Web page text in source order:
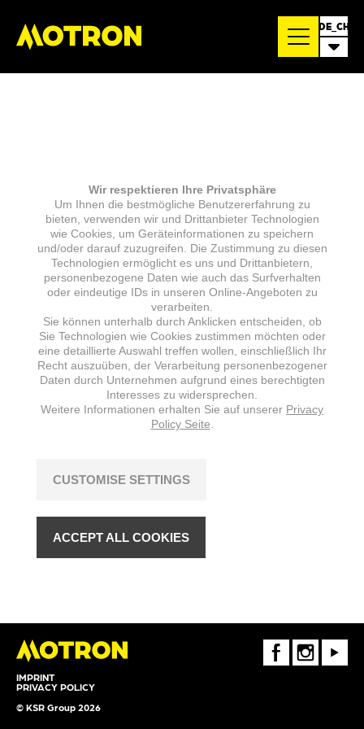
DE_CH
IMPRINT
PRIVACY POLICY
© KSR Group 2026
FaceBookInstagramYoutube
Wir respektieren Ihre Privatsphäre
Um Ihnen die bestmögliche Benutzererfahrung zu
bieten, verwenden wir und Drittanbieter Technologien
wie Cookies, um Geräteinformationen zu speichern
und/oder darauf zuzugreifen. Die Zustimmung zu diesen
Technologien ermöglicht es uns und Drittanbietern,
personenbezogene Daten wie auch das Surfverhalten
oder eindeutige IDs in unseren Online-Angeboten zu
verarbeiten.
Sie können unterhalb durch Anklicken entscheiden, ob
Sie Technologien wie Cookies zustimmen möchten oder
eine detaillierte Auswahl treffen wollen, einschließlich Ihr
Recht auszuüben, der Verarbeitung personenbezogener
Daten durch Unternehmen aufgrund eines berechtigten
Interesses zu widersprechen.
Weitere Informationen erhalten Sie auf unserer Privacy
Policy Seite
CUSTOMISE SETTINGS
ACCEPT ALL COOKIES